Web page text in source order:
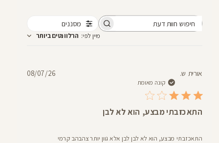
מסננים
מיין לפי: הרלוונטים ביותר
אורית ש.
קונה מאומת
התאכזבתי מבצע, הוא לא לבן
התאכזבתי מבצע, הוא לא לבן לבן אלא גוון יותר צהבהב קרמי
תאריך08/07/26